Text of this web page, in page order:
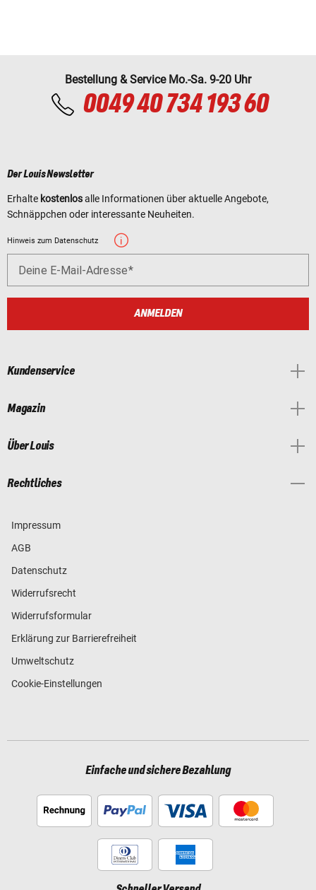
Bestellung & Service Mo.-Sa. 9-20 Uhr
0049 40 734 193 60
Der Louis Newsletter
Erhalte kostenlosalle Informationen über aktuelle Angebote,
Schnäppchen oder interessante Neuheiten.
Hinweis zum Datenschutz
Deine E-Mail-Adresse
ANMELDEN
Kundenservice
Magazin
Über Louis
Rechtliches
Impressum
AGB
Datenschutz
Widerrufsrecht
Widerrufsformular
Erklärung zur Barrierefreiheit
Umweltschutz
Cookie-Einstellungen
Einfache und sichere Bezahlung